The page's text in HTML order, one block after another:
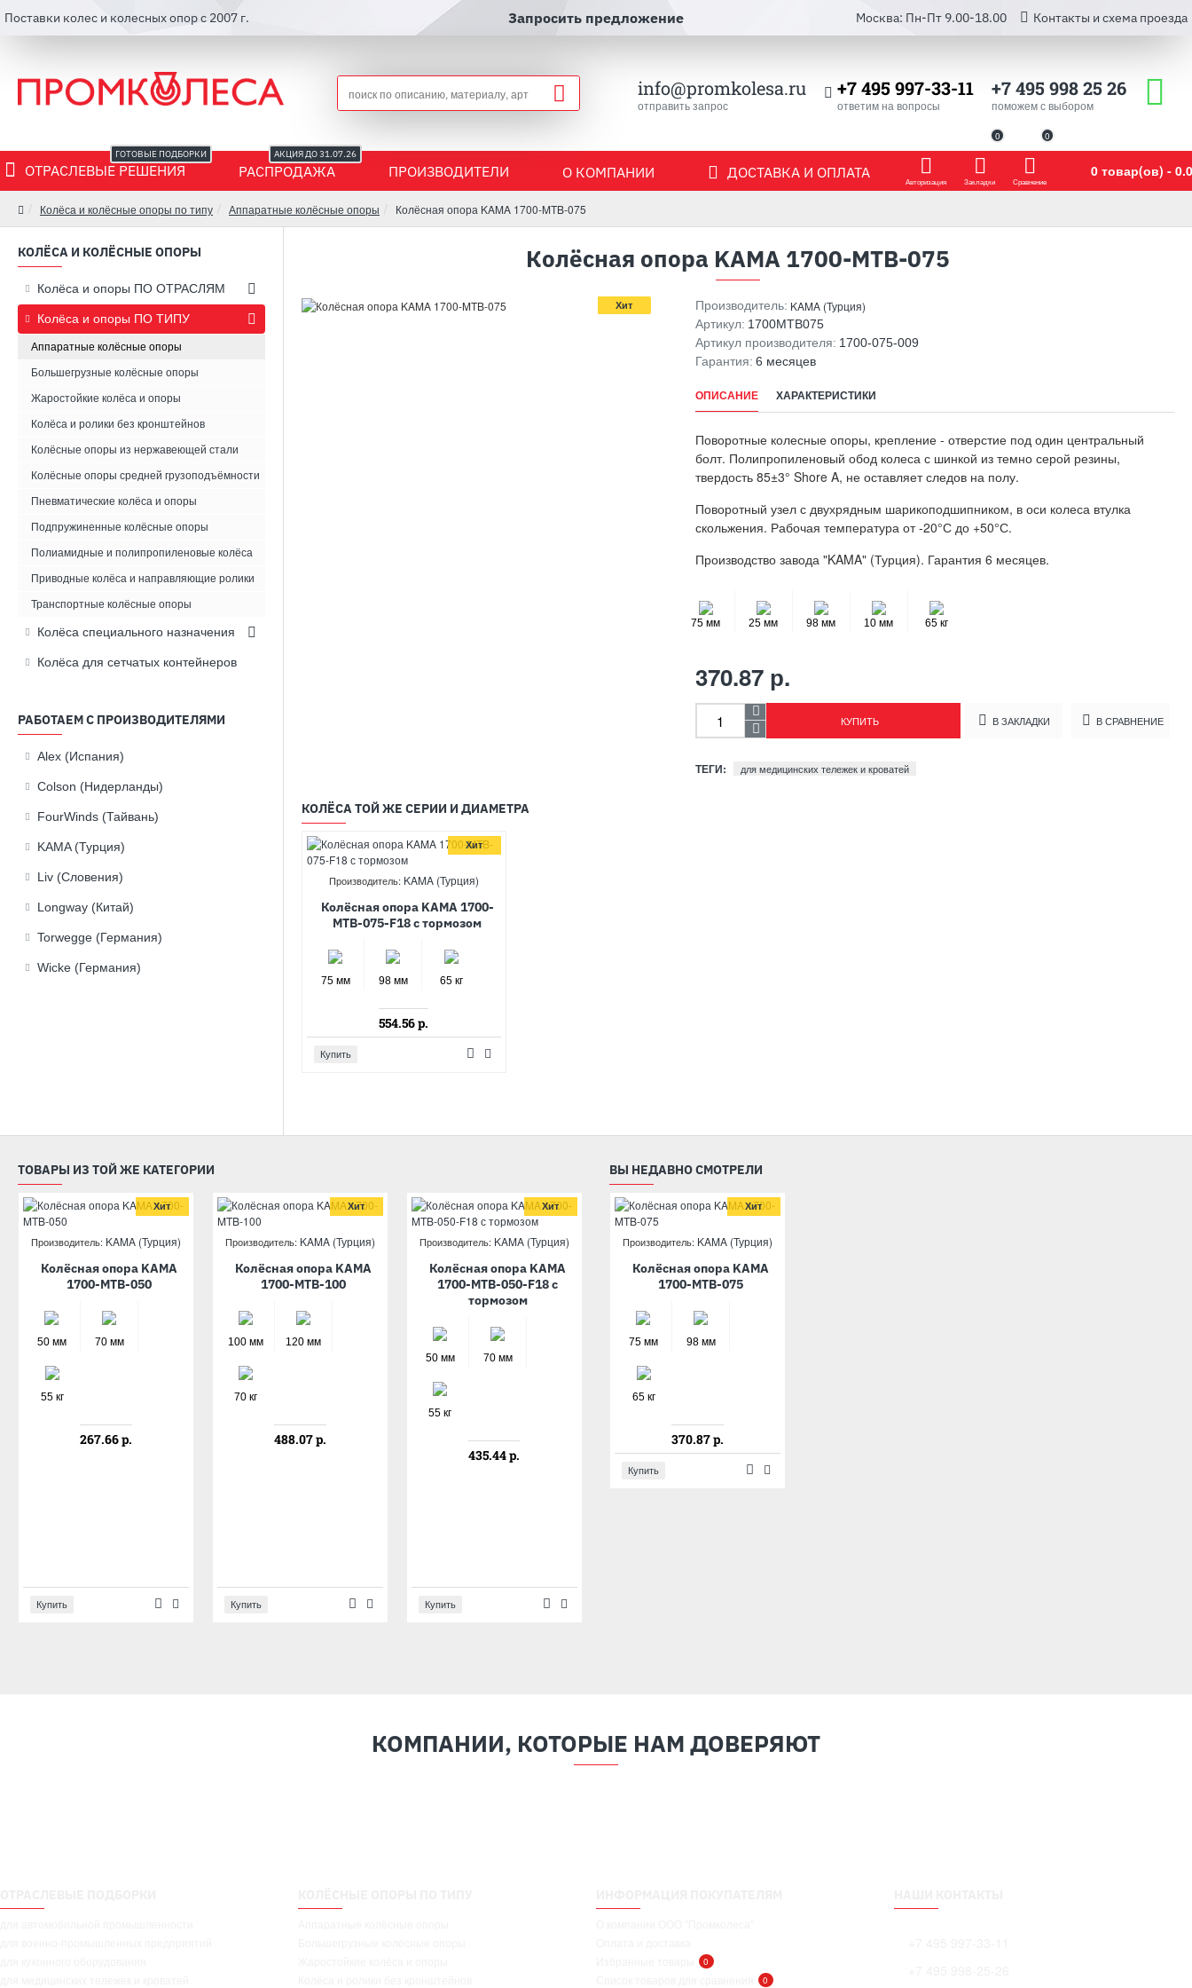
Поставки колес и колесных опор с 2007 г. Запросить предложение Москва: Пн-Пт 9.00-18.00 Контакты и схема проезда
info@promkolesa.ru
отправить запрос
+7 495 997-33-11
ответим на вопросы
+7 495 998 25 26
поможем с выбором
ОТРАСЛЕВЫЕ РЕШЕНИЯ
ГОТОВЫЕ ПОДБОРКИ
РАСПРОДАЖА
АКЦИЯ ДО 31.07.26
ПРОИЗВОДИТЕЛИ О КОМПАНИИ ДОСТАВКА И ОПЛАТА Авторизация Закладки
0
Сравнение
0
0 товар(ов) -
Колёса и колёсные опоры по типу Аппаратные колёсные опоры Колёсная опора KAMA 1700-MTB-075
КОЛЁСА И КОЛЁСНЫЕ ОПОРЫ
Колёса и опоры ПО ОТРАСЛЯМ
Колёса и опоры ПО ТИПУ
Аппаратные колёсные опоры
Большегрузные колёсные опоры
Жаростойкие колёса и опоры
Колёса и ролики без кронштейнов
Колёсные опоры из нержавеющей стали
Колёсные опоры средней грузоподъёмности
Пневматические колёса и опоры
Подпружиненные колёсные опоры
Полиамидные и полипропиленовые колёса
Приводные колёса и направляющие ролики
Транспортные колёсные опоры
Колёса специального назначения
Колёса для сетчатых контейнеров
РАБОТАЕМ С ПРОИЗВОДИТЕЛЯМИ
Alex (Испания)
Colson (Нидерланды)
FourWinds (Тайвань)
KAMA (Турция)
Liv (Словения)
Longway (Китай)
Torwegge (Германия)
Wicke (Германия)
Колёсная опора KAMA 1700-MTB-075
Хит
ОПИСАНИЕ ХАРАКТЕРИСТИКИ
Поворотные колесные опоры, крепление - отверстие под один центральный
болт. Полипропиленовый обод колеса с шинкой из темно серой резины,
твердость 85±3° Shore A, не оставляет следов на полу.
Поворотный узел с двухрядным шарикоподшипником, в оси колеса втулка
скольжения. Рабочая температура от -20°С до +50°С.
Производство завода "KAMA" (Турция). Гарантия 6 месяцев.
Производитель: KAMA (Турция)
Артикул: 1700MTB075
Артикул производителя: 1700-075-009
Гарантия: 6 месяцев
370.87 р.
75 мм 25 мм 98 мм 10 мм 65 кг
КУПИТЬ В ЗАКЛАДКИ В СРАВНЕНИЕ
ТЕГИ: для медицинских тележек и кроватей
КОЛЁСА ТОЙ ЖЕ СЕРИИ И ДИАМЕТРА
Хит
Производитель: KAMA (Турция)
Колёсная опора KAMA 1700-
MTB-075-F18 с тормозом
75 мм 98 мм 65 кг
554.56 р.
Купить
ТОВАРЫ ИЗ ТОЙ ЖЕ КАТЕГОРИИ
Хит
Производитель: KAMA (Турция)
Колёсная опора KAMA
1700-MTB-050
50 мм 70 мм
55 кг
267.66 р.
Купить
Хит
Производитель: KAMA (Турция)
Колёсная опора KAMA
1700-MTB-100
100 мм 120 мм
70 кг
488.07 р.
Купить
Хит
Производитель: KAMA (Турция)
Колёсная опора KAMA
1700-MTB-050-F18 с
тормозом
50 мм 70 мм
55 кг
435.44 р.
Купить
Хит
Производитель:KAMA (Турция)
Колёсная опора KAMA
1700-MTB-075-F18 с
554.56 р.
ВЫ НЕДАВНО СМОТРЕЛИ
Хит
Производитель: KAMA (Турция)
Колёсная опора KAMA
1700-MTB-075
75 мм 98 мм
65 кг
370.87 р.
Купить
КОМПАНИИ, КОТОРЫЕ НАМ ДОВЕРЯЮТ
0
0